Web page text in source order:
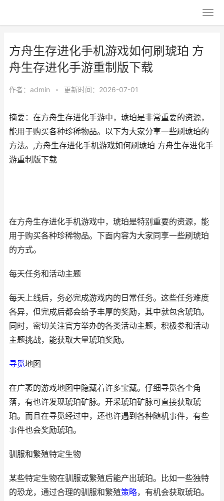
方舟生存进化手机游戏如何刷琥珀 方
舟生存进化手游重制版下载
作者： admin • 更新时间：2026-07-01
摘要：在方舟生存进化手游中，琥珀是非常重要的资源，
能用于购买各种珍稀物品。以下为大家分享一些刷琥珀的
方法。,方舟生存进化手机游戏如何刷琥珀 方舟生存进化手
游重制版下载
在方舟生存进化手机游戏中，琥珀是特别重要的资源，能
用于购买各种珍稀物品。下面内容为大家同享一些刷琥珀
的方式。
每天任务和活动主题
每天上线后，务必完成游戏内的日常任务。这些任务难度
各异，但完成后都会给予丰厚的奖励，其中就包含琥珀。
同时，密切关注官方举办的各类活动主题，积极参和活动
主题挑战，能获取大量琥珀奖励。
寻觅地图
在广袤的游戏地图中隐藏着许多宝藏。仔细寻觅各个角
落，有也许发现琥珀矿脉。开采琥珀矿脉可直接获取琥
珀。而且在寻觅经过中，还也许遇到各种随机事件，有些
事件也会奖励琥珀。
驯服和繁殖特定生物
某些特定生物在驯服或繁殖后能产出琥珀。比如一些独特
的恐龙，通过合理的驯服和繁殖策略，有机会获取琥珀。